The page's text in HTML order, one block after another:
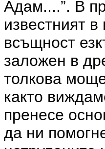
Адам....”. В
известният в
всъщност
заложен в
толкова
както
пренесе
да ни